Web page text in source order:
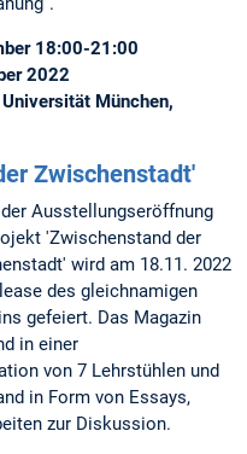
18:00-21:00
2022
München,
Zwischenstadt'
der Ausstellungseröffnung
'Zwischenstand der
wird am 18.11. 2022
des gleichnamigen
gefeiert. Das Magazin
in einer
von 7 Lehrstühlen und
in Form von Essays,
zur Diskussion.